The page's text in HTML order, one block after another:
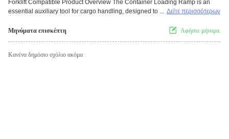
Forklift Compatible Product Overview The Container Loading Ramp is an
essential auxiliary tool for cargo handling, designed to ... Δείτε περισσότερων
Μηνύματα επισκέπτη Αφήστε μήνυμα.
Κανένα δημόσιο σχόλιο ακόμα